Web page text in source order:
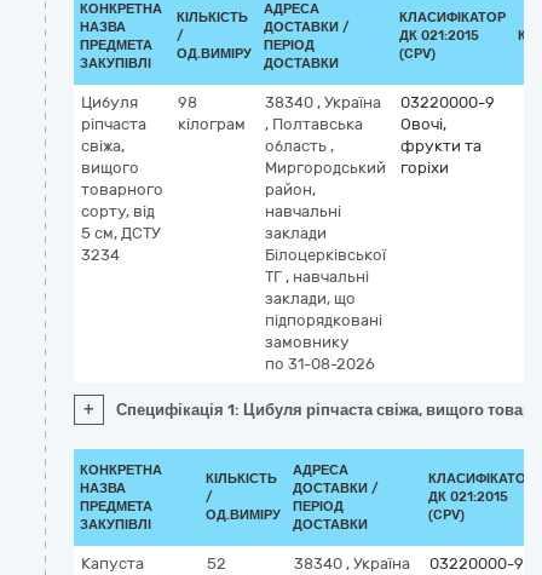
КОНКРЕТНА
НАЗВА
ПРЕДМЕТА
ЗАКУПІВЛІ
КІЛЬКІСТЬ
/
ОД.ВИМІРУ
АДРЕСА
ДОСТАВКИ /
ПЕРІОД
ДОСТАВКИ
КЛАСИФІКАТОР
ДК 021:2015
(CPV)
Цибуля
ріпчаста
свіжа,
вищого
товарного
сорту, від
5 см, ДСТУ
3234
98
кілограм
38340 , Україна
, Полтавська
область ,
Миргородський
район,
навчальні
заклади
Білоцерківської
ТГ , навчальні
заклади, що
підпорядковані
замовнику
по 31-08-2026
03220000-9
Овочі,
фрукти та
горіхи
+ Специфікація 1: Цибуля ріпчаста свіжа, вищого
КОНКРЕТНА
НАЗВА
ПРЕДМЕТА
ЗАКУПІВЛІ
КІЛЬКІСТЬ
/
ОД.ВИМІРУ
АДРЕСА
ДОСТАВКИ /
ПЕРІОД
ДОСТАВКИ
КЛАСИФІКАТОР
ДК 021:2015
(CPV)
Капуста
52
38340 , Україна
03220000-9